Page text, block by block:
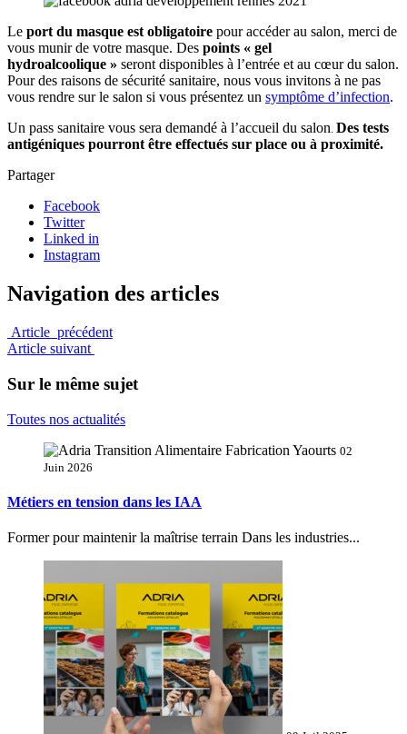
Le port du masque est obligatoire pour accéder au salon, merci de
vous munir de votre masque. Des points « gel
hydroalcoolique » seront disponibles à l’entrée et au cœur du salon.
Pour des raisons de sécurité sanitaire, nous vous invitons à ne pas
vous rendre sur le salon si vous présentez un symptôme d’infection.
Un pass sanitaire vous sera demandé à l’accueil du salon. Des tests
antigéniques pourront être effectués sur place ou à proximité.
Partager
Facebook
Twitter
Linked in
Instagram
Navigation des articles
Article précédent
Article suivant
Sur le même sujet
Toutes nos actualités
02
Juin 2026
Métiers en tension dans les IAA
Former pour maintenir la maîtrise terrain Dans les industries...